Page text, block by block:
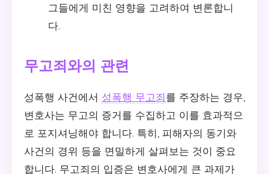
그들에게 미친 영향을 고려하여 변론합니
다.
무고죄와의 관련
성폭행 사건에서 성폭행 무고죄를 주장하는 경우,
변호사는 무고의 증거를 수집하고 이를 효과적으
로 포지셔닝해야 합니다. 특히, 피해자의 동기와
사건의 경위 등을 면밀하게 살펴보는 것이 중요
합니다. 무고죄의 입증은 변호사에게 큰 과제가